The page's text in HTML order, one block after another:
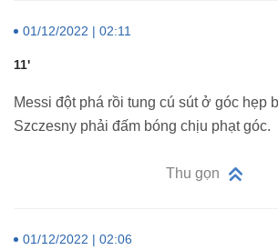
01/12/2022 | 02:11
11'
Messi đột phá rồi tung cú sút ở góc hẹp
Szczesny phải đấm bóng chịu phạt góc.
Thu gọn
01/12/2022 | 02:06